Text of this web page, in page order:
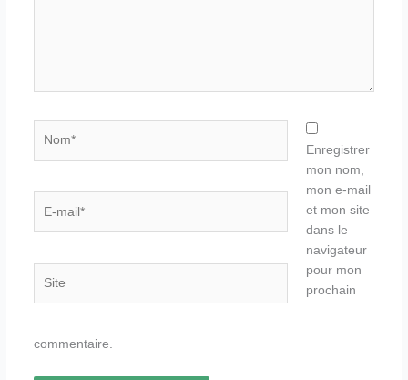
mail*
Enregistrer
mon nom,
mon e-mail
et mon site
dans le
navigateur
pour mon
prochain
commentaire.